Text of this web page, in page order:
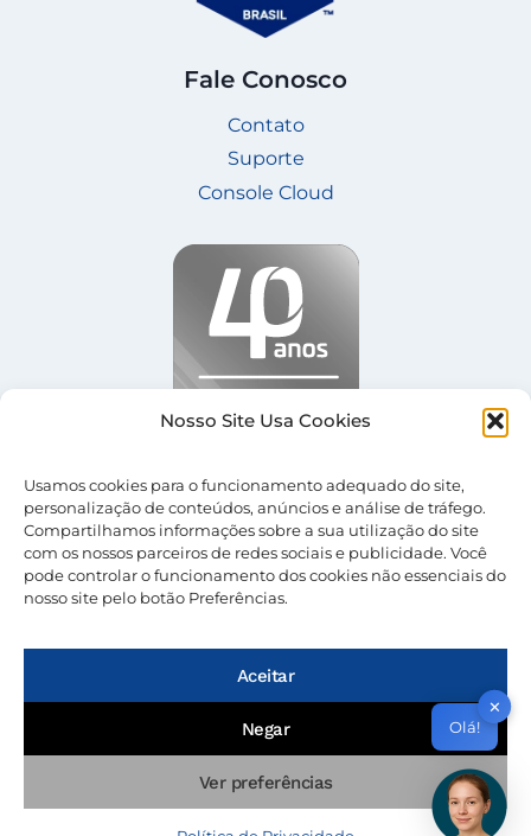
Nosso Site Usa Cookies
Usamos cookies para o funcionamento adequado do site,
personalização de conteúdos, anúncios e análise de tráfego.
Compartilhamos informações sobre a sua utilização do site
com os nossos parceiros de redes sociais e publicidade. Você
pode controlar o funcionamento dos cookies não essenciais do
nosso site pelo botão Preferências.
Aceitar
Negar
Ver preferências
Fale Conosco
Contato
Suporte
Console Cloud
© 2026 Nevolus |Termos de Uso
✕
Olá!